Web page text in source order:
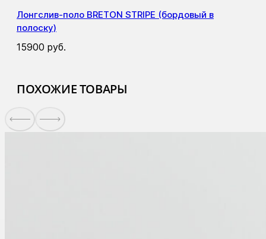
Лонгслив-поло BRETON STRIPE (бордовый в
полоску)
15900 руб.
ПОХОЖИЕ ТОВАРЫ